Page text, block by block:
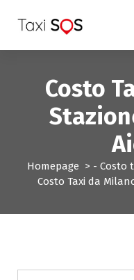
a
Costo
Homepage > - Costo
Costo Taxi da